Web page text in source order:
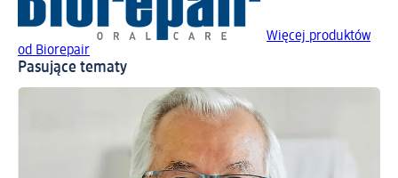
Więcej produktów
od Biorepair
Pasujące tematy